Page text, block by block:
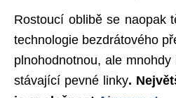
Rostoucí oblibě se naopak
technologie bezdrátového
plnohodnotnou, ale
stávající pevné linky.